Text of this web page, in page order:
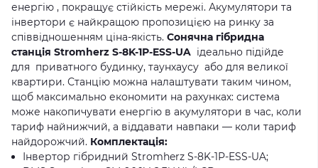
енергію , покращує стійкість мережі. Акумулятори та
інвертори є найкращою пропозицією на ринку за
співвідношенням ціна-якість. Сонячна гібридна
станція Stromherz S-8K-1Р-ESS-UA ідеально підійде
для приватного будинку, таунхаусу або для великої
квартири. Станцію можна налаштувати таким чином,
щоб максимально економити на рахунках: система
може накопичувати енергію в акумулятори в час, коли
тариф найнижчий, а віддавати навпаки — коли тариф
найдорожчий. Комплектація:
Інвертор гібридний Stromherz S-8K-1Р-ESS-UA;